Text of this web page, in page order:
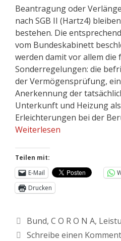
Beantragung oder
nach SGB II (Hartz4)
bestehen. Die
vom Bundeskabinett
werden damit vor allem die
Sonderregelungen: die
der Vermögensprüfung,
Anerkennung der
Unterkunft und Heizung
Erleichterungen bei der
Weiterlesen
Teilen mit:
E-Mail
Drucken
Bund, C O R O N A,
Schreibe einen